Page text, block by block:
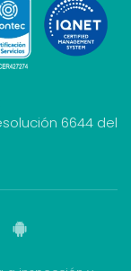
6644 del